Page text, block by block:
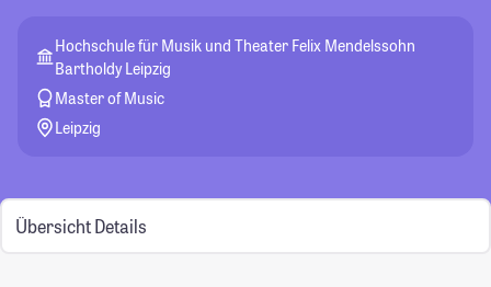
Hochschule für Musik und Theater Felix Mendelssohn
Bartholdy Leipzig
Master of Music
Leipzig
Übersicht Details